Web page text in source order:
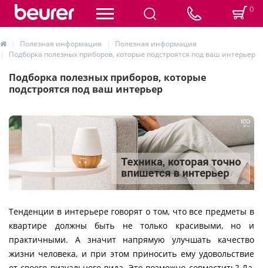
0
Полезная информация
Полезная информация
Подборка полезных приборов, которые подстроятся под ваш интерьер
Подборка полезных приборов, которые
подстроятся под ваш интерьер
Тенденции в интерьере говорят о том, что все предметы в
квартире должны быть не только красивыми, но и
практичными. А значит напрямую улучшать качество
жизни человека, и при этом приносить ему удовольствие